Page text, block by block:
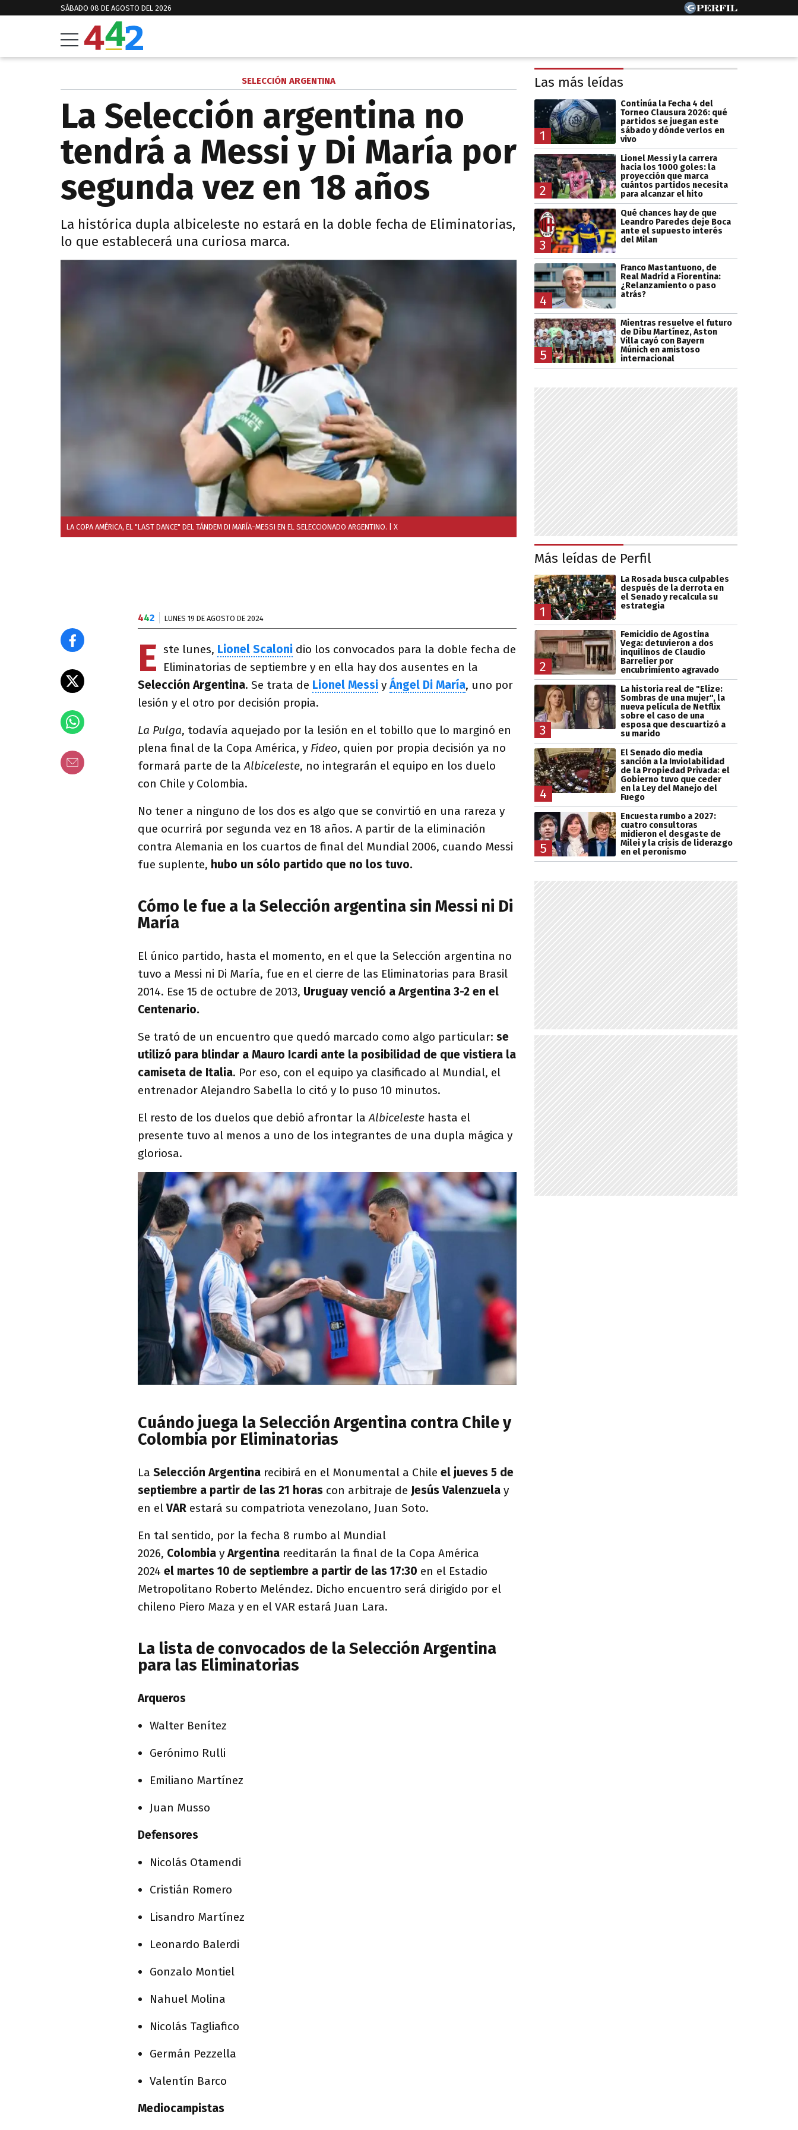
SÁBADO 08 DE AGOSTO DEL 2026
SELECCIÓN ARGENTINA
La Selección argentina no
tendrá a Messi y Di María por
segunda vez en 18 años
La histórica dupla albiceleste no estará en la doble fecha de Eliminatorias,
lo que establecerá una curiosa marca.
LA COPA AMÉRICA, EL "LAST DANCE" DEL TÁNDEM DI MARÍA-MESSI EN EL SELECCIONADO ARGENTINO. | X
442 LUNES 19 DE AGOSTO DE 2024
E ste lunes, Lionel Scaloni dio los convocados para la doble fecha de
Eliminatorias de septiembre y en ella hay dos ausentes en la
Selección Argentina. Se trata de Lionel Messi yÁngel Di María, uno por
lesión y el otro por decisión propia.
La Pulga, todavía aquejado por la lesión en el tobillo que lo marginó en
plena final de la Copa América, y Fideo, quien por propia decisión ya no
formará parte de la Albiceleste, no integrarán el equipo en los duelo
con Chile y Colombia.
No tener a ninguno de los dos es algo que se convirtió en una rareza y
que ocurrirá por segunda vez en 18 años. A partir de la eliminación
contra Alemania en los cuartos de final del Mundial 2006, cuando Messi
fue suplente, hubo un sólo partido que no los tuvo.
Cómo le fue a la Selección argentina sin Messi ni Di
María
El único partido, hasta el momento, en el que la Selección argentina no
tuvo a Messi ni Di María, fue en el cierre de las Eliminatorias para Brasil
2014. Ese 15 de octubre de 2013, Uruguay venció a Argentina 3-2 en el
Centenario.
Se trató de un encuentro que quedó marcado como algo particular: se
utilizó para blindar a Mauro Icardi ante la posibilidad de que vistiera la
camiseta de Italia. Por eso, con el equipo ya clasificado al Mundial, el
entrenador Alejandro Sabella lo citó y lo puso 10 minutos.
El resto de los duelos que debió afrontar laAlbiceleste hasta el
presente tuvo al menos a uno de los integrantes de una dupla mágica y
gloriosa.
Cuándo juega la Selección Argentina contra Chile y
Colombia por Eliminatorias
La Selección Argentina recibirá en el Monumental a Chile el jueves 5 de
septiembre a partir de las 21 horas con arbitraje de Jesús Valenzuela y
en elVAR estará su compatriota venezolano, Juan Soto.
En tal sentido, por la fecha 8 rumbo al Mundial
2026, Colombia yArgentina reeditarán la final de la Copa América
2024 el martes 10 de septiembre a partir de las 17:30 en el Estadio
Metropolitano Roberto Meléndez. Dicho encuentro será dirigido por el
chileno Piero Maza y en el VAR estará Juan Lara.
La lista de convocados de la Selección Argentina
para las Eliminatorias
Arqueros
Walter Benítez
Gerónimo Rulli
Emiliano Martínez
Juan Musso
Defensores
Nicolás Otamendi
Cristián Romero
Lisandro Martínez
Leonardo Balerdi
Gonzalo Montiel
Nahuel Molina
Nicolás Tagliafico
Germán Pezzella
Valentín Barco
Mediocampistas
Las más leídas
1
Continúa la Fecha 4 del
Torneo Clausura 2026: qué
partidos se juegan este
sábado y dónde verlos en
vivo
2
Lionel Messi y la carrera
hacia los 1000 goles: la
proyección que marca
cuántos partidos necesita
para alcanzar el hito
3
Qué chances hay de que
Leandro Paredes deje Boca
ante el supuesto interés
del Milan
4
Franco Mastantuono, de
Real Madrid a Fiorentina:
¿Relanzamiento o paso
atrás?
5
Mientras resuelve el futuro
de Dibu Martínez, Aston
Villa cayó con Bayern
Múnich en amistoso
internacional
Más leídas de Perfil
1
La Rosada busca culpables
después de la derrota en
el Senado y recalcula su
estrategia
2
Femicidio de Agostina
Vega: detuvieron a dos
inquilinos de Claudio
Barrelier por
encubrimiento agravado
3
La historia real de "Elize:
Sombras de una mujer", la
nueva película de Netflix
sobre el caso de una
esposa que descuartizó a
su marido
4
El Senado dio media
sanción a la Inviolabilidad
de la Propiedad Privada: el
Gobierno tuvo que ceder
en la Ley del Manejo del
Fuego
5
Encuesta rumbo a 2027:
cuatro consultoras
midieron el desgaste de
Milei y la crisis de liderazgo
en el peronismo